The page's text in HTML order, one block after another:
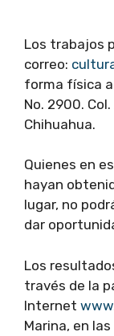
Los trabajos
correo:
forma física a
No. 2900.
Chihuahua.
Quienes en
hayan
lugar, no
dar
Los
través de la
Internet
Marina, en